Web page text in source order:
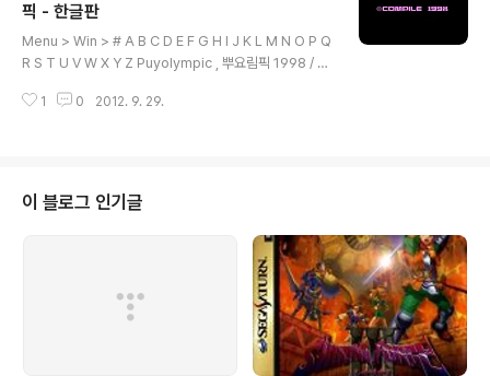
일 확인후 즉각 조치하여 드리겠습니다.
픽 - 한글판
Menu > Win > # A B C D E F G H I J K L M N O P Q
R S T U V W X Y Z Puyolympic , 뿌요림픽 1998 / C
시 구동되지 않는다면 다이렉트 엑스 9 버전 마지막 버전
수집 하여 배포 합니다. 해당 게임의 저작권 을 소유하고 계
신분은 eagleforces@daum.net 으로 연락 주시면 메
1 0 2012. 9. 29.
이 블로그 인기글